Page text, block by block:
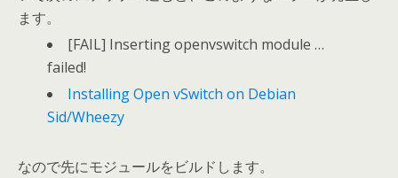
ます。
[FAIL] Inserting openvswitch module …
failed!
Installing Open vSwitch on Debian
Sid/Wheezy
なので先にモジュールをビルドします。